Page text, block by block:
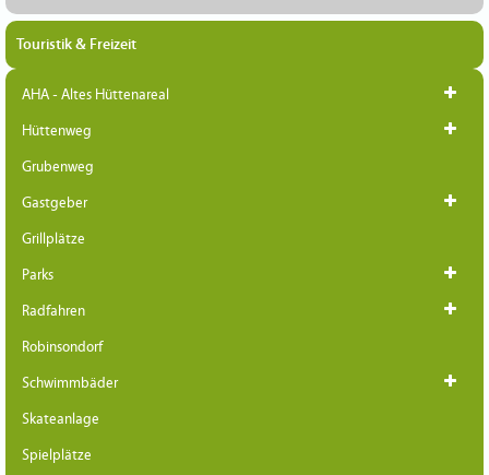
Touristik & Freizeit
AHA - Altes Hüttenareal
Hüttenweg
Grubenweg
Gastgeber
Grillplätze
Parks
Radfahren
Robinsondorf
Schwimmbäder
Skateanlage
Spielplätze